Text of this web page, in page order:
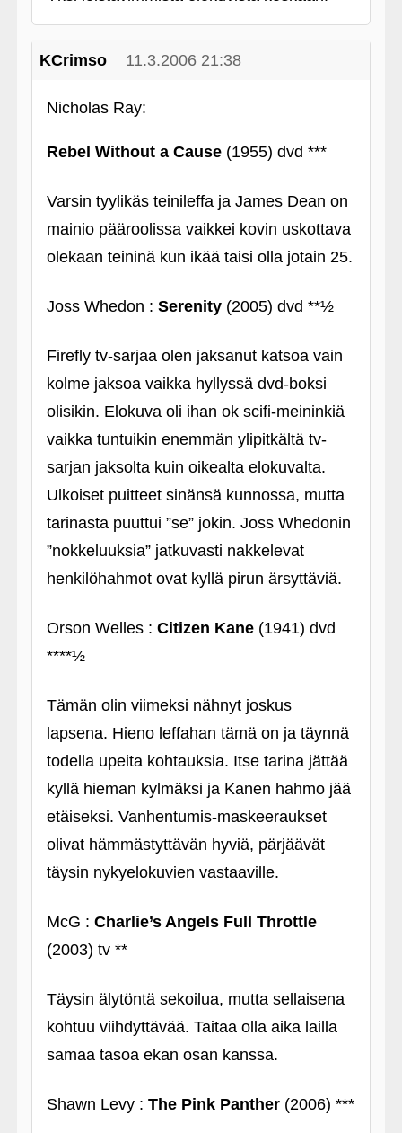
KCrimso 11.3.2006 21:38
Nicholas Ray:
Rebel Without a Cause(1955) dvd ***
Varsin tyylikäs teinileffa ja James Dean on
mainio pääroolissa vaikkei kovin uskottava
olekaan teininä kun ikää taisi olla jotain 25.
Joss Whedon : Serenity(2005) dvd **½
Firefly tv-sarjaa olen jaksanut katsoa vain
kolme jaksoa vaikka hyllyssä dvd-boksi
olisikin. Elokuva oli ihan ok scifi-meininkiä
vaikka tuntuikin enemmän ylipitkältä tv-
sarjan jaksolta kuin oikealta elokuvalta.
Ulkoiset puitteet sinänsä kunnossa, mutta
tarinasta puuttui ”se” jokin. Joss Whedonin
”nokkeluuksia” jatkuvasti nakkelevat
henkilöhahmot ovat kyllä pirun ärsyttäviä.
Orson Welles : Citizen Kane(1941) dvd
****½
Tämän olin viimeksi nähnyt joskus
lapsena. Hieno leffahan tämä on ja täynnä
todella upeita kohtauksia. Itse tarina jättää
kyllä hieman kylmäksi ja Kanen hahmo jää
etäiseksi. Vanhentumis-maskeeraukset
olivat hämmästyttävän hyviä, pärjäävät
täysin nykyelokuvien vastaaville.
McG : Charlie’s Angels Full Throttle
(2003) tv **
Täysin älytöntä sekoilua, mutta sellaisena
kohtuu viihdyttävää. Taitaa olla aika lailla
samaa tasoa ekan osan kanssa.
Shawn Levy : The Pink Panther (2006) ***